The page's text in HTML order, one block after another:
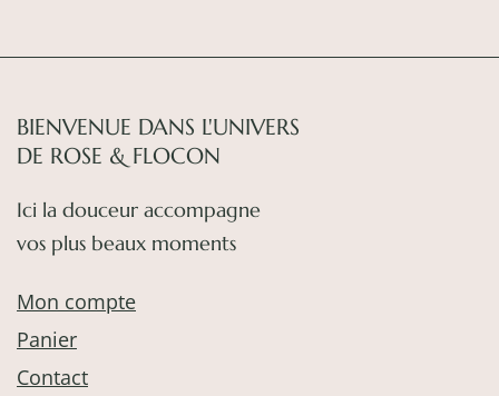
BIENVENUE DANS L'UNIVERS
DE ROSE & FLOCON
Ici la douceur accompagne
vos plus beaux moments
Mon compte
Panier
Contact